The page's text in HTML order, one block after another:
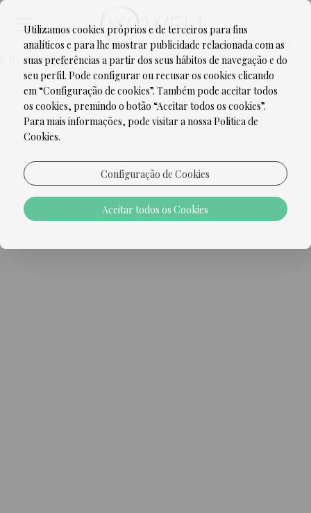
FR PT
Utilizamos cookies próprios e de terceiros para fins
analíticos e para lhe mostrar publicidade relacionada com as
suas preferências a partir dos seus hábitos de navegação e do
seu perfil. Pode configurar ou recusar os cookies clicando
em “Configuração de cookies”. Também pode aceitar todos
os cookies, premindo o botão “Aceitar todos os cookies”.
Para mais informações, pode visitar a nossa Politica de
Cookies.
Configuração de Cookies
Aceitar todos os Cookies